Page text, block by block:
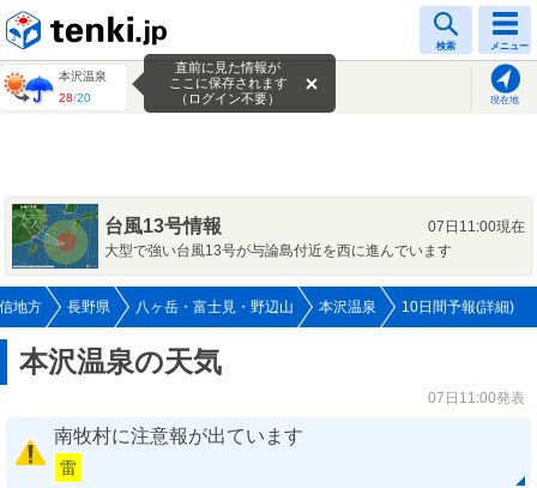
検索 メニュー
本沢温泉
28/20 現在地
直前に見た情報が
ここに保存されます
（ログイン不要）
台風13号情報
07日11:00現在
大型で強い台風13号が与論島付近を西に進んでいます
地方 長野県 八ヶ岳・富士見・野辺山 本沢温泉 10日間予報(詳細)
本沢温泉の天気
07日11:00発表
南牧村に注意報が出ています
雷